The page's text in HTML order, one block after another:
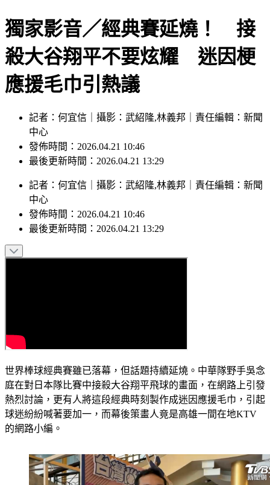
獨家影音／經典賽延燒！ 接
殺大谷翔平不要炫耀 迷因梗
應援毛巾引熱議
記者：何宜信｜攝影：武紹隆,林義邦｜責任編輯：新聞
中心
發佈時間：2026.04.21 10:46
記者
中心
發佈時間：2026.04.21 10:46
世界棒球經典賽雖已落幕，但話題持續延燒。中華隊野手吳念
庭在對日本隊比賽中接殺大谷翔平飛球的畫面，在網路上引發
熱烈討論，更有人將這段經典時刻製作成迷因應援毛巾，引起
球迷紛紛喊著要加一，而幕後策畫人竟是高雄一間在地KTV